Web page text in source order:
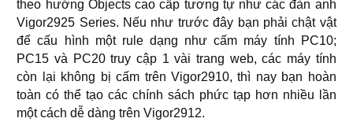
theo hướng Objects cao cấp tương tự như các đàn anh
Vigor2925 Series. Nếu như trước đây bạn phải chật vật
để cấu hình một rule dạng như cấm máy tính PC10;
PC15 và PC20 truy cập 1 vài trang web, các máy tính
còn lại không bị cấm trên Vigor2910, thì nay bạn hoàn
toàn có thể tạo các chính sách phức tạp hơn nhiều lần
một cách dễ dàng trên Vigor2912.